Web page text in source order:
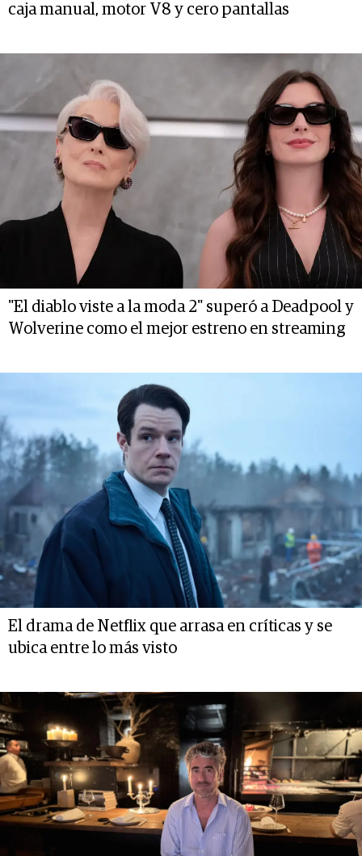
caja manual, motor V8 y cero pantallas
"El diablo viste a la moda 2" superó a Deadpool y
Wolverine como el mejor estreno en streaming
El drama de Netflix que arrasa en críticas y se
ubica entre lo más visto